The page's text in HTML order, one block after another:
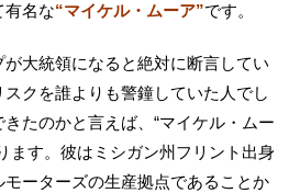
有名な“マイケル・ムーア”です。
大統領になると絶対に断言してい
クを誰よりも警鐘していた人でし
たのかと言えば、“マイケル・ムー
ます。彼はミシガン州フリント出身
ーターズの生産拠点であることか